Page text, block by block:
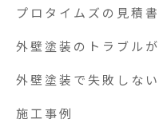
プロタイムズの見積書
外壁塗装のトラブル
外壁塗装で失敗しな
施工事例